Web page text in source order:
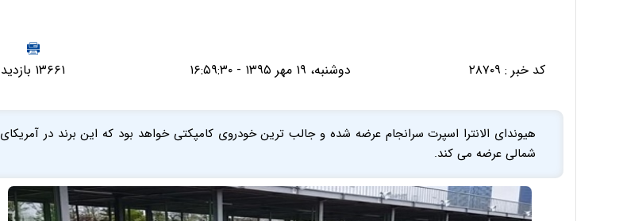
کد خبر : ۲۸۷۰۹ دوشنبه، ۱۹ مهر ۱۳۹۵ - ۱۶:۵۹:۳۰ ۱۳۶۶۱ بازدید
هیوندای الانترا اسپرت سرانجام عرضه شده و جالب ترین خودروی کامپکتی خواهد بود که این برند در آمریکای
شمالی عرضه می کند.